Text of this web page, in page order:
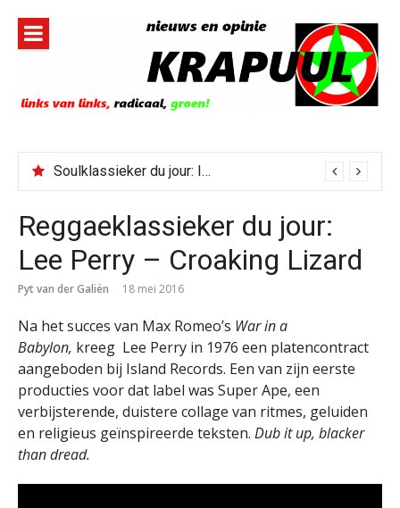
inhoud
Soulklassieker du jour: I Wish It Would Rain
Reggaeklassieker du jour:
Lee Perry – Croaking Lizard
Pyt van der Galiën 18 mei 2016
Na het succes van Max Romeo’s War in a
Babylon, kreeg Lee Perry in 1976 een platencontract
aangeboden bij Island Records. Een van zijn eerste
producties voor dat label was Super Ape, een
verbijsterende, duistere collage van ritmes, geluiden
en religieus geïnspireerde teksten. Dub it up, blacker
than dread.